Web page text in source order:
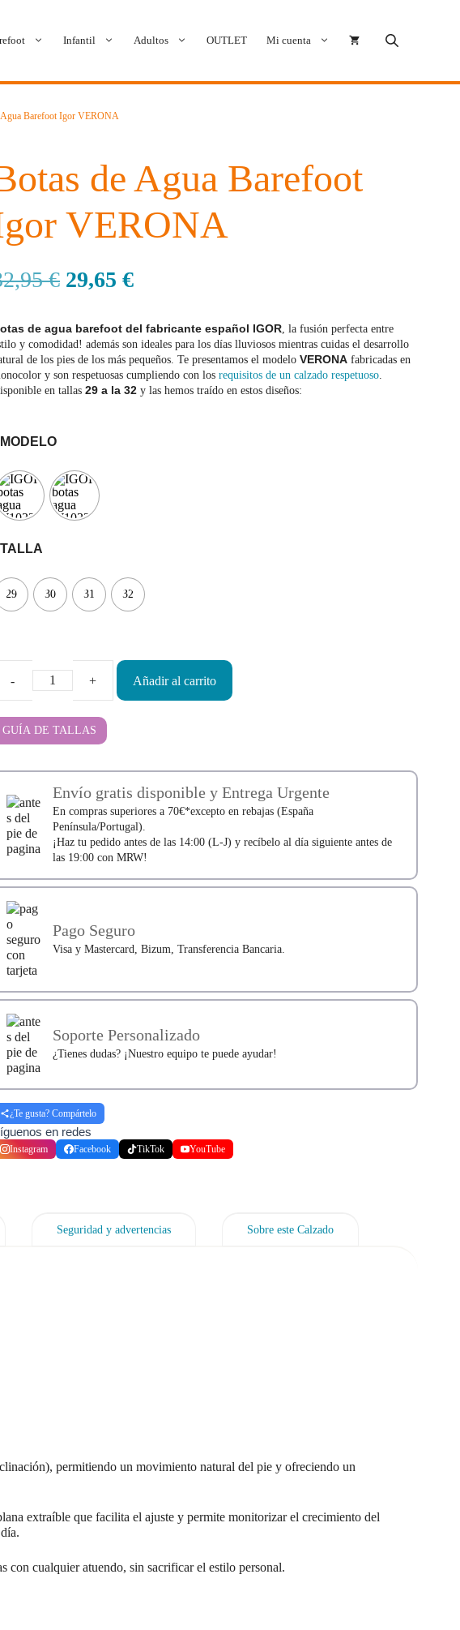
Demax
FlexiNens
Magical Shoes
OldSoles
CoqueFlex
OmaKing
Reima
Infantil Adultos OUTLET Mi cuenta
Agua Barefoot Igor VERONA
de Agua Barefoot
VERONA
€ 29,65 €
de agua barefoot del fabricante español IGOR, la fusión perfecta entre
y comodidad! además son ideales para los días lluviosos mientras cuidas el desarrollo
de los pies de los más pequeños. Te presentamos el modelo VERONA fabricadas en
y son respetuosas cumpliendo con los requisitos de un calzado respetuoso.
en tallas 29 a la 32 y las hemos traído en estos diseños:
MODELO
TALLA
29 30 31 32
Añadir al carrito
GUÍA DE TALLAS
Envío gratis disponible y Entrega Urgente
En compras superiores a 70€*excepto en rebajas (España
Península/Portugal).
¡Haz tu pedido antes de las 14:00 (L-J) y recíbelo al día siguiente antes de
las 19:00 con MRW!
Pago Seguro
Visa y Mastercard, Bizum, Transferencia Bancaria.
Soporte Personalizado
¿Tienes dudas? ¡Nuestro equipo te puede ayudar!
¿Te gusta? Compártelo
en redes
Instagram Facebook TikTok YouTube
Seguridad y advertencias Sobre este Calzado
permitiendo un movimiento natural del pie y ofreciendo un
extraíble que facilita el ajuste y permite monitorizar el crecimiento del
con cualquier atuendo, sin sacrificar el estilo personal.